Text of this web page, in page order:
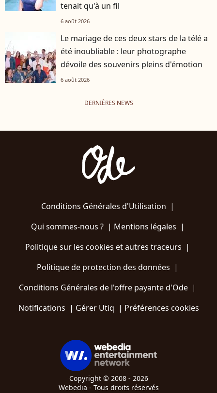
tenait qu'à un fil
6 août 2026
Le mariage de ces deux stars de la télé a
été inoubliable : leur photographe
dévoile des souvenirs pleins d'émotion
6 août 2026
DERNIÈRES NEWS
Conditions Générales d'Utilisation |
Qui sommes-nous ?| Mentions légales |
Politique sur les cookies et autres traceurs |
Politique de protection des données |
Conditions Générales de l'offre payante d'Ode |
Notifications | Gérer Utiq | Préférences cookies
Copyright © 2008 - 2026
Webedia - Tous droits réservés